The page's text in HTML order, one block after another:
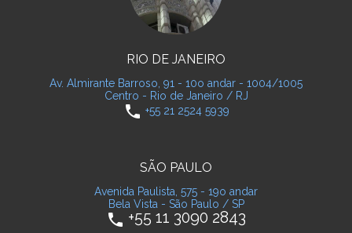
RIO DE JANEIRO
Av. Almirante Barroso, 91 - 10o andar - 1004/1005
Centro - Rio de Janeiro / RJ
phone +55 21 2524 5939
SÃO PAULO
Avenida Paulista, 575 - 19o andar
Bela Vista - São Paulo / SP
phone +55 11 3090 2843